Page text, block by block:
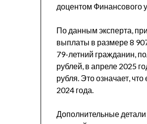
доцентом Финансового
По данным эксперта,
выплаты в размере 8
79-летний гражданин,
рублей, в апреле 2025
рубля. Это означает,
2024 года.
Дополнительные